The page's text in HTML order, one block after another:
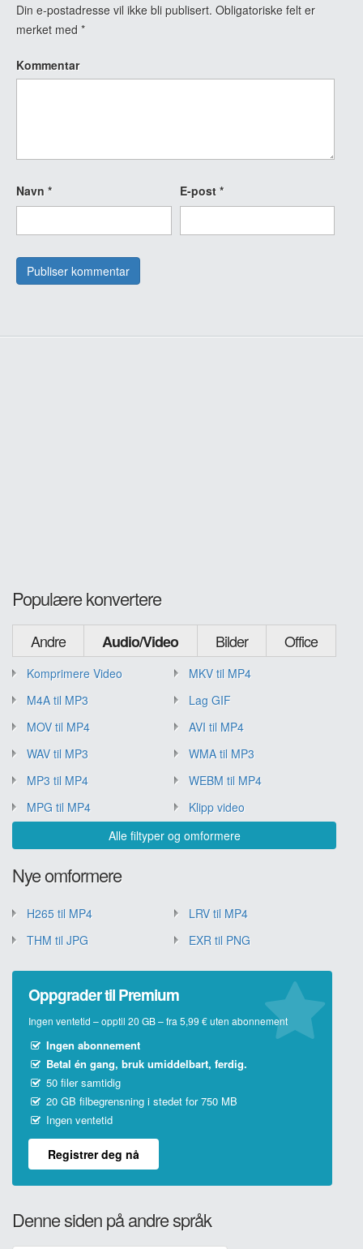
Din e-postadresse vil ikke bli publisert. Obligatoriske felt er
merket med *
Kommentar
Navn * E-post *
Populære konvertere
Andre Audio/Video Bilder Office
Komprimere Video
MKV til MP4
M4A til MP3
Lag GIF
MOV til MP4
AVI til MP4
WAV til MP3
WMA til MP3
MP3 til MP4
WEBM til MP4
MPG til MP4
Klipp video
Alle filtyper og omformere
Nye omformere
H265 til MP4
LRV til MP4
THM til JPG
EXR til PNG
Oppgrader til Premium
Ingen ventetid – opptil 20 GB – fra 5,99 € uten abonnement
Ingen abonnement
Betal én gang, bruk umiddelbart, ferdig.
50 filer samtidig
20 GB filbegrensning i stedet for 750 MB
Ingen ventetid
Registrer deg nå
Denne siden på andre språk